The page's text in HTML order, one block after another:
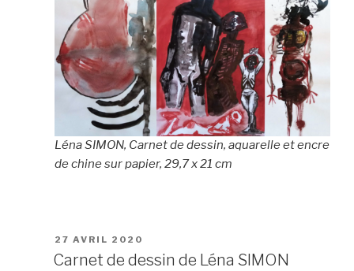
Léna SIMON, Carnet de dessin, aquarelle et encre
de chine sur papier, 29,7 x 21 cm
PUBLIÉ
LE
27 AVRIL 2020
Carnet de dessin de Léna SIMON